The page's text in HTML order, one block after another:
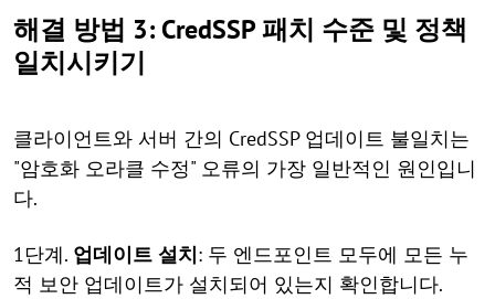
해결 방법 3: CredSSP 패치 수준 및 정책
일치시키기
클라이언트와 서버 간의 CredSSP 업데이트 불일치는
"암호화 오라클 수정" 오류의 가장 일반적인 원인입니
다.
1단계. 업데이트 설치: 두 엔드포인트 모두에 모든 누
적 보안 업데이트가 설치되어 있는지 확인합니다.